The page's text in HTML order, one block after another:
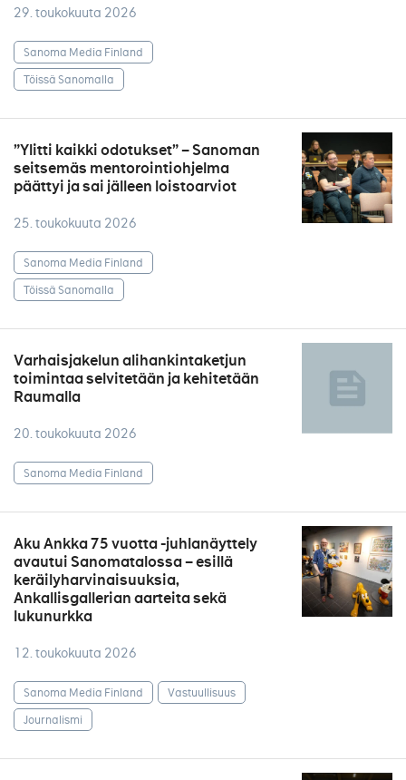
29. toukokuuta 2026
Sanoma Media Finland
Töissä Sanomalla
”Ylitti kaikki odotukset” – Sanoman
seitsemäs mentorointiohjelma
päättyi ja sai jälleen loistoarviot
25. toukokuuta 2026
Sanoma Media Finland
Töissä Sanomalla
Varhaisjakelun alihankintaketjun
toimintaa selvitetään ja kehitetään
Raumalla
20. toukokuuta 2026
Sanoma Media Finland
Aku Ankka 75 vuotta -juhlanäyttely
avautui Sanomatalossa – esillä
keräilyharvinaisuuksia,
Ankallisgallerian aarteita sekä
lukunurkka
12. toukokuuta 2026
Sanoma Media Finland
Vastuullisuus
Journalismi